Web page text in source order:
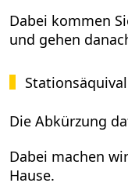
Dabei kommen
und gehen
Die Abkürzung
Dabei machen
Hause.